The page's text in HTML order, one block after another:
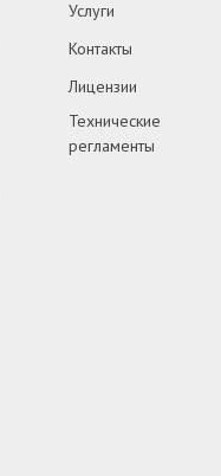
Услуги
Контакты
Лицензии
Технические
регламенты